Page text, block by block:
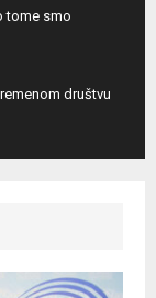
tome smo
društvu